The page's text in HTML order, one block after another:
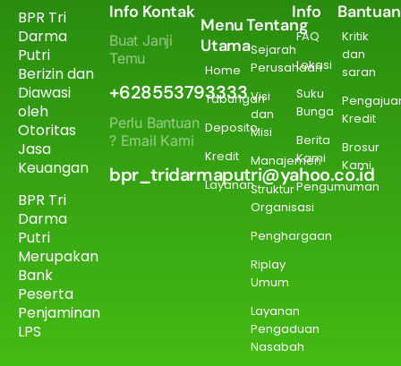
BPR Tri
Darma
Putri
Berizin dan
Diawasi
oleh
Otoritas
Jasa
Keuangan
BPR Tri
Darma
Putri
Merupakan
Bank
Peserta
Penjaminan
LPS
Info Kontak
Buat Janji
Temu
+628553793333
Perlu Bantuan
? Email Kami
bpr_tridarmaputri@yahoo.co.id
Menu
Utama
Home
Tabungan
Deposito
Kredit
Layanan
Tentang
Sejarah
Perusahaan
Visi
dan
Misi
Manajemen
Struktur
Organisasi
Penghargaan
Riplay
Umum
Layanan
Pengaduan
Nasabah
Info
FAQ
Lokasi
Suku
Bunga
Berita
Kami
Pengumuman
Bantuan
Kritik
dan
saran
Kredit
Brosur
Kami